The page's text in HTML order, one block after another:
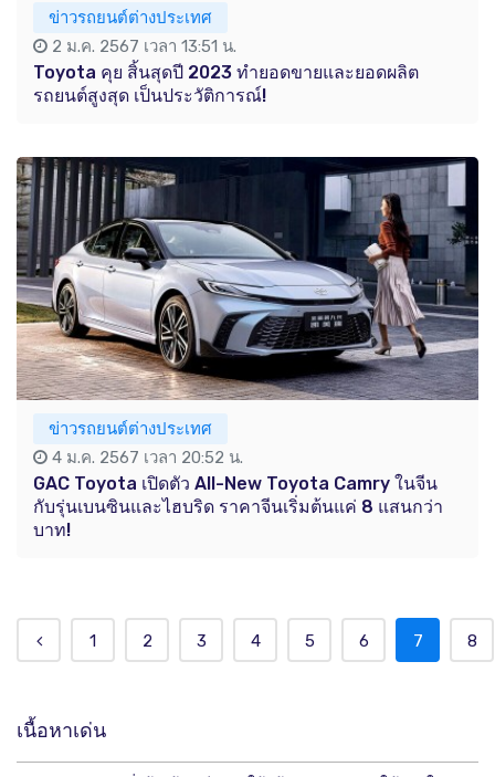
ข่าวรถยนต์ต่างประเทศ
2 ม.ค. 2567 เวลา 13:51 น.
Toyota คุย สิ้นสุดปี 2023 ทำยอดขายและยอดผลิต
รถยนต์สูงสุด เป็นประวัติการณ์!
ข่าวรถยนต์ต่างประเทศ
4 ม.ค. 2567 เวลา 20:52 น.
GAC Toyota เปิดตัว All-New Toyota Camry ในจีน
กับรุ่นเบนซินและไฮบริด ราคาจีนเริ่มต้นแค่ 8 แสนกว่า
บาท!
1 2 3 4 5 6 7 8
เนื้อหาเด่น